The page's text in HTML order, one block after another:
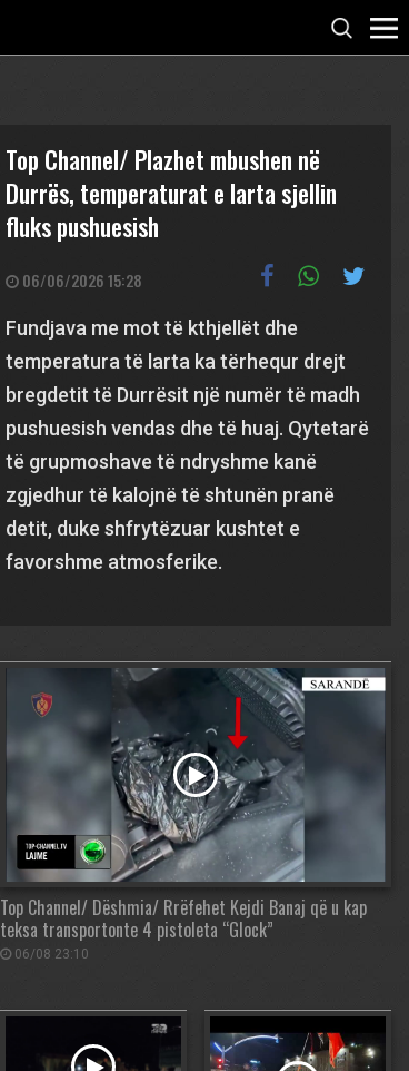
Top Channel/ Plazhet mbushen në
Durrës, temperaturat e larta sjellin
fluks pushuesish
06/06/2026 15:28
Fundjava me mot të kthjellët dhe
temperatura të larta ka tërhequr drejt
bregdetit të Durrësit një numër të madh
pushuesish vendas dhe të huaj. Qytetarë
të grupmoshave të ndryshme kanë
zgjedhur të kalojnë të shtunën pranë
detit, duke shfrytëzuar kushtet e
favorshme atmosferike.
Top Channel/ Dëshmia/ Rrëfehet Kejdi Banaj që u kap
teksa transportonte 4 pistoleta “Glock”
06/08 23:10